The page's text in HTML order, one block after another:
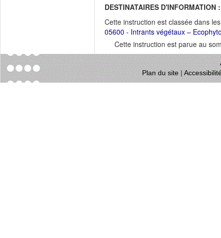
DESTINATAIRES D'INFORMATION :
Cette instruction est classée dans
05600 - Intrants végétaux –
Cette instruction est parue au
Plan du site|